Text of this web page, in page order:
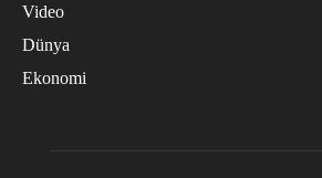
Video
Dünya
Ekonomi